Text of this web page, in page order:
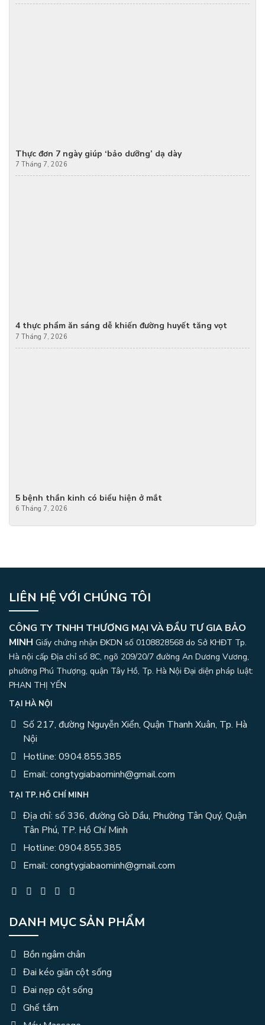
Thực đơn 7 ngày giúp ‘bảo dưỡng’ dạ dày
7 Tháng 7, 2026
4 thực phẩm ăn sáng dễ khiến đường huyết tăng vọt
7 Tháng 7, 2026
5 bệnh thần kinh có biểu hiện ở mắt
6 Tháng 7, 2026
LIÊN HỆ VỚI CHÚNG TÔI
CÔNG TY TNHH THƯƠNG MẠI VÀ ĐẦU TƯ GIA BẢO
MINH Giấy chứng nhận ĐKDN số 0108828568 do Sở KHĐT Tp.
Hà nội cấp Địa chỉ số 8C, ngõ 209/20/7 đường An Dương Vương,
phường Phú Thượng, quận Tây Hồ, Tp. Hà Nội Đại diện pháp luật:
PHAN THỊ YẾN
TẠI HÀ NỘI
Số 217, đường Nguyễn Xiển, Quận Thanh Xuân, Tp. Hà
Nội
Hotline: 0904.855.385
Email: congtygiabaominh@gmail.com
TẠI TP. HỒ CHÍ MINH
Địa chỉ: số 336, đường Gò Dầu, Phường Tân Quý, Quận
Tân Phú, TP. Hồ Chí Minh
Hotline: 0904.855.385
Email: congtygiabaominh@gmail.com
DANH MỤC SẢN PHẨM
Bồn ngâm chân
Đai kéo giãn cột sống
Đai nẹp cột sống
Ghế tắm